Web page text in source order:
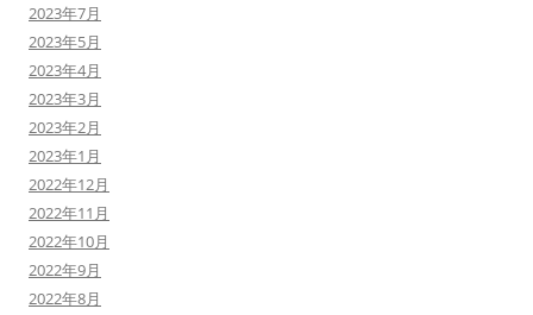
2023年7月
2023年5月
2023年4月
2023年3月
2023年2月
2023年1月
2022年12月
2022年11月
2022年10月
2022年9月
2022年8月